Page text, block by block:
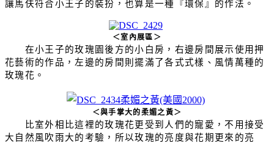
讓馬伕符合小王子的裝扮，也算是一種『環保』的作法。
＜室內展區＞
在小王子的玫瑰園後方的小白房，右邊房間展示使用押
花藝術的作品，左邊的房間則擺滿了各式式樣、風情萬種的
玫瑰花。
＜與手掌大的柔媚之黃＞
比室外相比這裡的玫瑰花更受到人們的寵愛，不用接受
大自然風吹雨大的考驗，所以玫瑰的亮度與花期更來的亮